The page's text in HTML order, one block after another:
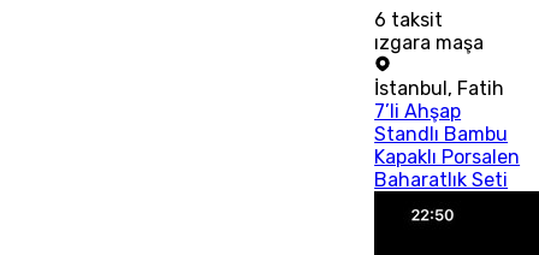
6 taksit
ızgara maşa
İstanbul, Fatih
7’li Ahşap
Standlı Bambu
Kapaklı Porsalen
Baharatlık Seti